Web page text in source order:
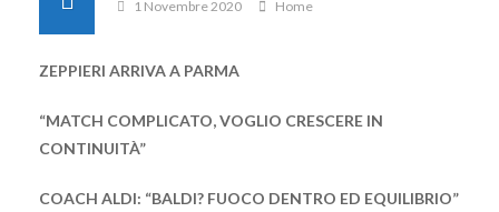
1 Novembre 2020 Home
ZEPPIERI ARRIVA A PARMA
“MATCH COMPLICATO, VOGLIO CRESCERE IN
CONTINUITÀ”
COACH ALDI: “BALDI? FUOCO DENTRO ED EQUILIBRIO”